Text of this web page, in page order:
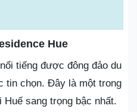
Hue
tiếng được đông đảo du
tin chọn. Đây là một trong
sang trọng bậc nhất.